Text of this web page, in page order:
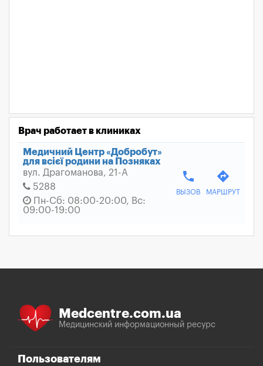
Врач работает в клиниках
Медичний Центр «Добробут»
для всієї родини на Позняках
вул. Драгоманова, 21-А
5288
Пн-Сб: 08:00-20:00, Вс:
09:00-19:00
phone
ВЫЗОВ
directions
МАРШРУТ
Medcentre.com.ua
Медицинский информационный ресурс
Пользователям